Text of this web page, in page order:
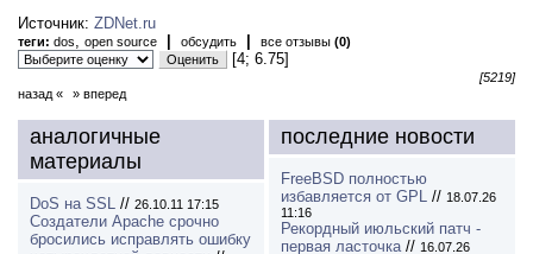
Источник: ZDNet.ru
теги: dos, open source обсудить все отзывы (0)
[4; 6.75]
[5219]
назад «
» вперед
аналогичные
материалы
DoS на SSL // 26.10.11 17:15
Создатели Apache срочно
бросились исправлять ошибку
последние новости
FreeBSD полностью
избавляется от GPL // 18.07.26
11:16
Рекордный июльский патч -
первая ласточка// 16.07.26